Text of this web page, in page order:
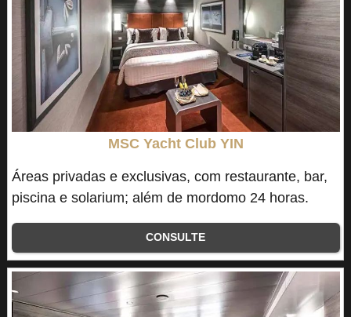
MSC Yacht Club YIN
Áreas privadas e exclusivas, com restaurante, bar,
piscina e solarium; além de mordomo 24 horas.
CONSULTE